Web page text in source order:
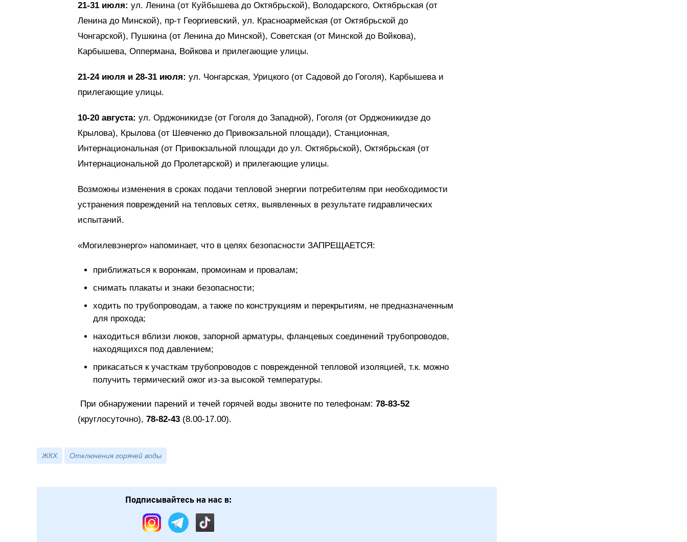
21-31 июля: ул. Ленина (от Куйбышева до Октябрьской), Володарского, Октябрьская (от
Ленина до Минской), пр-т Георгиевский, ул. Красноармейская (от Октябрьской до
Чонгарской), Пушкина (от Ленина до Минской), Советская (от Минской до Войкова),
Карбышева, Оппермана, Войкова и прилегающие улицы.
21-24 июля и 28-31 июля: ул. Чонгарская, Урицкого (от Садовой до Гоголя), Карбышева и
прилегающие улицы.
10-20 августа: ул. Орджоникидзе (от Гоголя до Западной), Гоголя (от Орджоникидзе до
Крылова), Крылова (от Шевченко до Привокзальной площади), Станционная,
Интернациональная (от Привокзальной площади до ул. Октябрьской), Октябрьская (от
Интернациональной до Пролетарской) и прилегающие улицы.
Возможны изменения в сроках подачи тепловой энергии потребителям при необходимости
устранения повреждений на тепловых сетях, выявленных в результате гидравлических
испытаний.
«Могилевэнерго» напоминает, что в целях безопасности ЗАПРЕЩАЕТСЯ:
приближаться к воронкам, промоинам и провалам;
снимать плакаты и знаки безопасности;
ходить по трубопроводам, а также по конструкциям и перекрытиям, не предназначенным
для прохода;
находиться вблизи люков, запорной арматуры, фланцевых соединений трубопроводов,
находящихся под давлением;
прикасаться к участкам трубопроводов с поврежденной тепловой изоляцией, т.к. можно
получить термический ожог из-за высокой температуры.
При обнаружении парений и течей горячей воды звоните по телефонам: 78-83-52
(круглосуточно), 78-82-43 (8.00-17.00).
ЖКХ Отключения горячей воды
Подписывайтесь на нас в: